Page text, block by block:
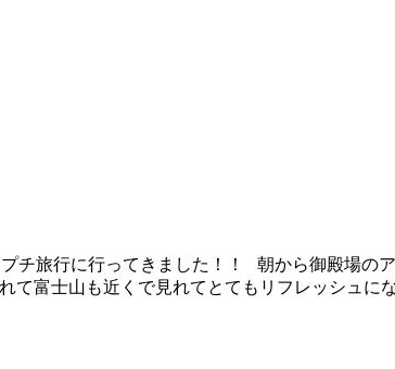
チ旅行に行ってきました！！ 朝から御殿場の
て富士山も近くで見れてとてもリフレッシュ